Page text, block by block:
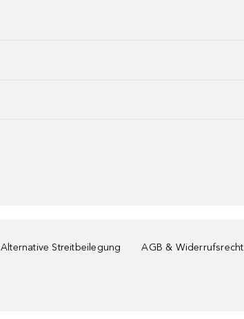
Alternative Streitbeilegung AGB & Widerrufsrecht